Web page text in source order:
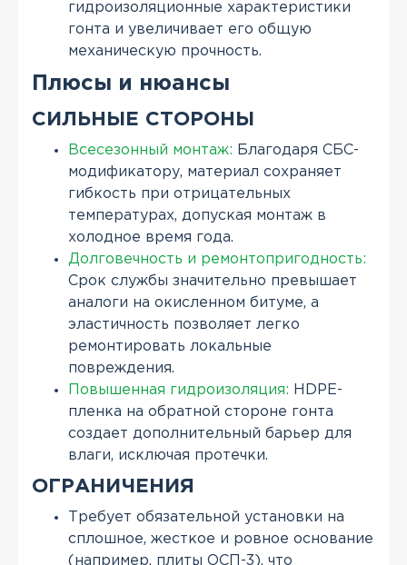
гидроизоляционные характеристики
гонта и увеличивает его общую
механическую прочность.
Плюсы и нюансы
СИЛЬНЫЕ СТОРОНЫ
Всесезонный монтаж: Благодаря СБС-
модификатору, материал сохраняет
гибкость при отрицательных
температурах, допуская монтаж в
холодное время года.
Долговечность и ремонтопригодность:
Срок службы значительно превышает
аналоги на окисленном битуме, а
эластичность позволяет легко
ремонтировать локальные
повреждения.
Повышенная гидроизоляция: HDPE-
пленка на обратной стороне гонта
создает дополнительный барьер для
влаги, исключая протечки.
ОГРАНИЧЕНИЯ
Требует обязательной установки на
сплошное, жесткое и ровное основание
(например, плиты ОСП-3), что